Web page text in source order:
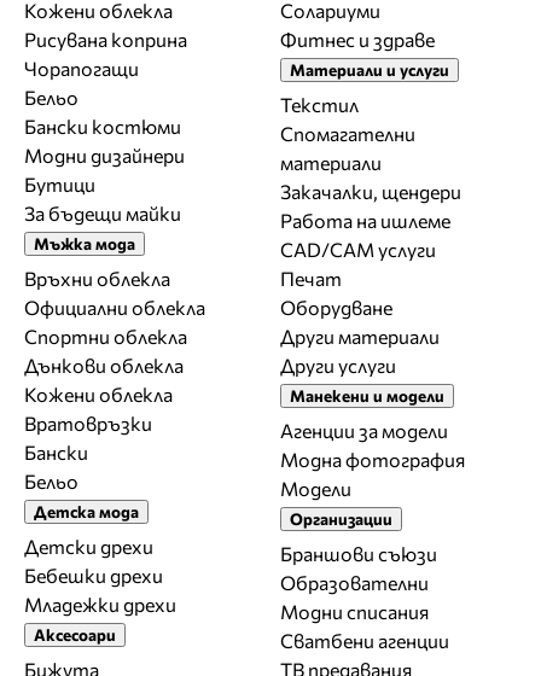
Кожени облекла
Рисувана коприна
Чорапогащи
Бельо
Бански костюми
Модни дизайнери
Бутици
За бъдещи майки
Мъжка мода
Връхни облекла
Официални облекла
Спортни облекла
Дънкови облекла
Кожени облекла
Вратовръзки
Бански
Бельо
Детска мода
Детски дрехи
Бебешки дрехи
Младежки дрехи
Аксесоари
Бижута
Солариуми
Фитнес и здраве
Материали и услуги
Текстил
Спомагателни
материали
Закачалки, щендери
Работа на ишлеме
CAD/CAM услуги
Печат
Оборудване
Други материали
Други услуги
Манекени и модели
Агенции за модели
Модна фотография
Модели
Организации
Браншови съюзи
Образователни
Модни списания
Сватбени агенции
ТВ предавания